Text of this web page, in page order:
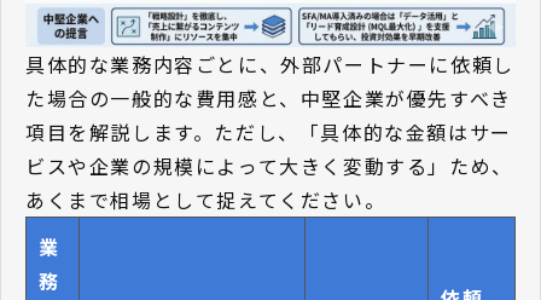
具体的な業務内容ごとに、外部パートナーに依頼し
た場合の一般的な費用感と、中堅企業が優先すべき
項目を解説します。ただし、「具体的な金額はサー
ビスや企業の規模によって大きく変動する」ため、
あくまで相場として捉えてください。
業
務